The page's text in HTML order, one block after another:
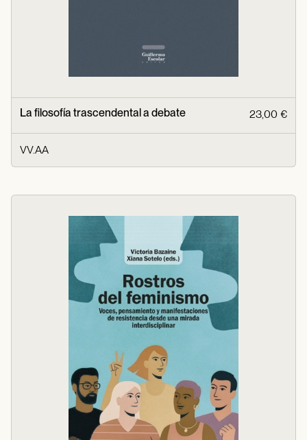
La filosofía trascendental a debate 23,00 €
VV.AA